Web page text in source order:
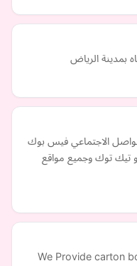
بمدينة الرياض
الاجتماعي فيس بوك
تيك توك وجميع مواقع
We Provide carton